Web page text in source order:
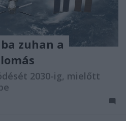
zuhan a
2030-ig, mielőtt